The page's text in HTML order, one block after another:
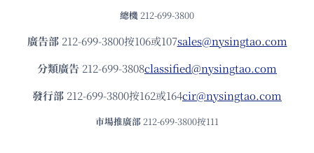
總機 212-699-3800
廣告部212-699-3800按106或107sales@nysingtao.com
分類廣告 212-699-3808classified@nysingtao.com
發⾏部 212-699-3800按162或164cir@nysingtao.com
市場推廣部 212-699-3800按111